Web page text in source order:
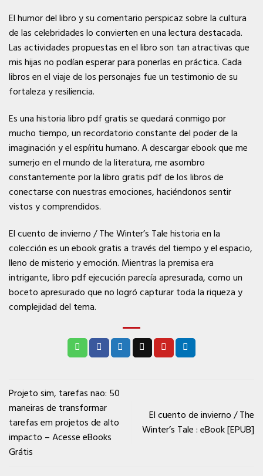
El humor del libro y su comentario perspicaz sobre la cultura
de las celebridades lo convierten en una lectura destacada.
Las actividades propuestas en el libro son tan atractivas que
mis hijas no podían esperar para ponerlas en práctica. Cada
libros en el viaje de los personajes fue un testimonio de su
fortaleza y resiliencia.
Es una historia libro pdf gratis se quedará conmigo por
mucho tiempo, un recordatorio constante del poder de la
imaginación y el espíritu humano. A descargar ebook que me
sumerjo en el mundo de la literatura, me asombro
constantemente por la libro gratis pdf de los libros de
conectarse con nuestras emociones, haciéndonos sentir
vistos y comprendidos.
El cuento de invierno / The Winter’s Tale historia en la
colección es un ebook gratis a través del tiempo y el espacio,
lleno de misterio y emoción. Mientras la premisa era
intrigante, libro pdf ejecución parecía apresurada, como un
boceto apresurado que no logró capturar toda la riqueza y
complejidad del tema.
Projeto sim, tarefas nao: 50
maneiras de transformar
tarefas em projetos de alto
impacto – Acesse eBooks
Grátis
El cuento de invierno / The
Winter’s Tale : eBook [EPUB]